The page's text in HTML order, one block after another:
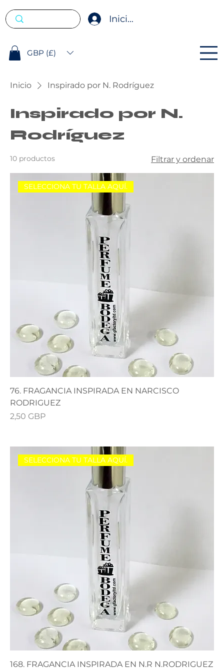
Iniciar sesión
GBP (£)
Inicio Inspirado por N. Rodríguez
Inspirado por N.
Rodríguez
10 productos Filtrar y ordenar
SELECCIONA TU TALLA AQUÍ.
76. FRAGANCIA INSPIRADA EN NARCISCO
RODRIGUEZ
Precio
2,50 GBP
SELECCIONA TU TALLA AQUÍ.
168. FRAGANCIA INSPIRADA EN N.R N.RODRIGUEZ